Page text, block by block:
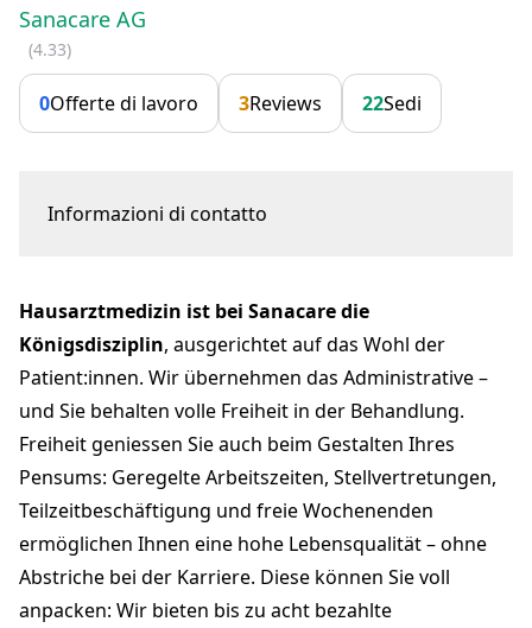
Sanacare AG
(4.33)
0Offerte di lavoro 3Reviews 22Sedi
Informazioni di contatto
personal@sanacare.ch
sanacare.ch
Hausarztmedizin ist bei Sanacare die
Königsdisziplin, ausgerichtet auf das Wohl der
Patient:innen. Wir übernehmen das Administrative –
und Sie behalten volle Freiheit in der Behandlung.
Freiheit geniessen Sie auch beim Gestalten Ihres
Pensums: Geregelte Arbeitszeiten, Stellvertretungen,
Teilzeitbeschäftigung und freie Wochenenden
ermöglichen Ihnen eine hohe Lebensqualität – ohne
Abstriche bei der Karriere. Diese können Sie voll
anpacken: Wir bieten bis zu acht bezahlte